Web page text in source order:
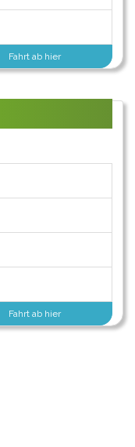
Fahrt ab hier
Fahrt ab hier